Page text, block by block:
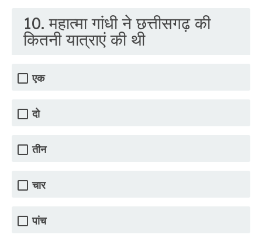
10. महात्मा गांधी ने छत्तीसगढ़ की
कितनी यात्राएं की थी
एक
दो
तीन
चार
पांच